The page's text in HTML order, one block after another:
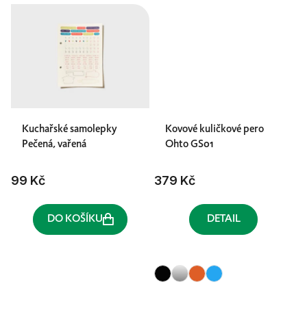
Kuchařské samolepky
Pečená, vařená
99 Kč
DO KOŠÍKU
Kovové kuličkové pero
Ohto GS01
379 Kč
DETAIL